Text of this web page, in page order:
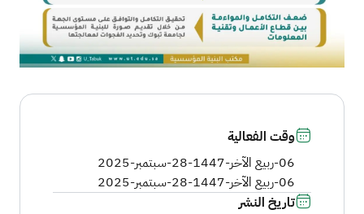
وقت الفعالية
06-ربيع الآخر-1447
-28-سبتمبر-2025
06-ربيع الآخر-1447
-28-سبتمبر-2025
تاريخ النشر